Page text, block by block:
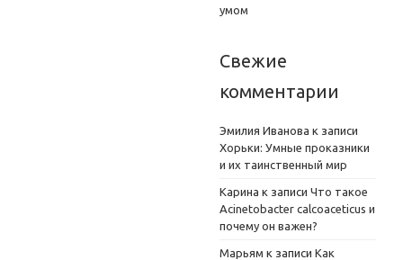
умом
Свежие
комментарии
Эмилия Иванова к записи
Хорьки: Умные проказники
и их таинственный мир
Карина к записи Что такое
Acinetobacter calcoaceticus и
почему он важен?
Марьям к записи Как